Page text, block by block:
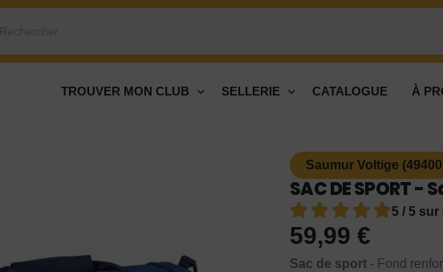
Rechercher…
TROUVER MON CLUB SELLERIE CATALOGUE À
Saumur Voltige
SAC DE SPORT
5 / 5 sur
59,99 €
Sac de sport - Fond